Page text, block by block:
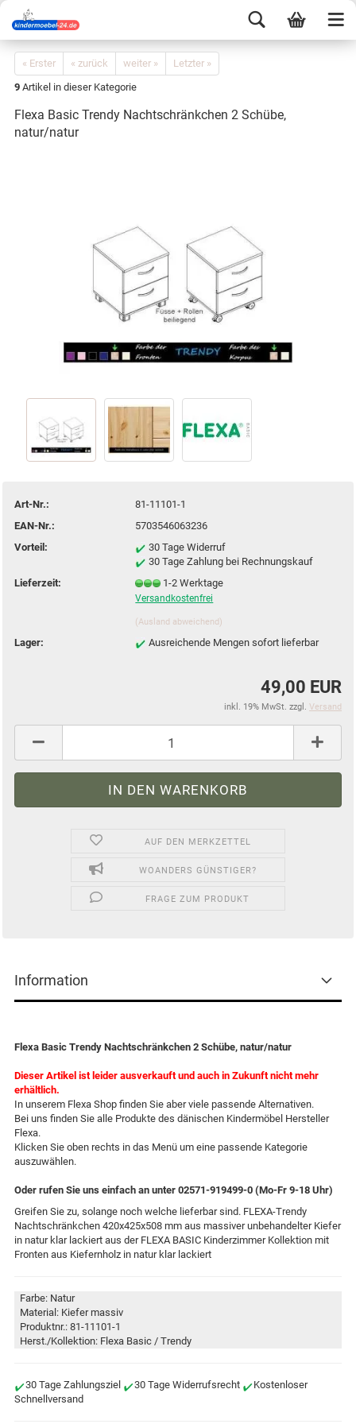
« Erster « zurück weiter »
Letzter »
9 Artikel in dieser Kategorie
Flexa Basic Trendy Nachtschränkchen 2 Schübe,
natur/natur
Art-Nr.:
81-11101-1
EAN-Nr.:
5703546063236
Vorteil:
30 Tage Widerruf
30 Tage Zahlung bei Rechnungskauf
Lieferzeit:
1-2 Werktage
Versandkostenfrei
(Ausland abweichend)
Lager: Ausreichende Mengen sofort lieferbar
49,00 EUR
inkl. 19% MwSt. zzgl. Versand
AUF DEN MERKZETTEL
WOANDERS GÜNSTIGER?
FRAGE ZUM PRODUKT
Information
Flexa Basic Trendy Nachtschränkchen 2 Schübe, natur/natur
Dieser Artikel ist leider ausverkauft und auch in Zukunft nicht mehr
erhältlich.
In unserem Flexa Shop finden Sie aber viele passende Alternativen.
Bei uns finden Sie alle Produkte des dänischen Kindermöbel Hersteller
Flexa.
Klicken Sie oben rechts in das Menü um eine passende Kategorie
auszuwählen.
Oder rufen Sie uns einfach an unter 02571-919499-0 (Mo-Fr 9-18 Uhr)
Greifen Sie zu, solange noch welche lieferbar sind. FLEXA-Trendy
Nachtschränkchen 420x425x508 mm aus massiver unbehandelter Kiefer
in natur klar lackiert aus der FLEXA BASIC Kinderzimmer Kollektion mit
Fronten aus Kiefernholz in natur klar lackiert
Farbe: Natur
Material: Kiefer massiv
Produktnr.: 81-11101-1
Herst./Kollektion: Flexa Basic / Trendy
30 Tage Zahlungsziel 30 Tage Widerrufsrecht
Kostenloser
Schnellversand